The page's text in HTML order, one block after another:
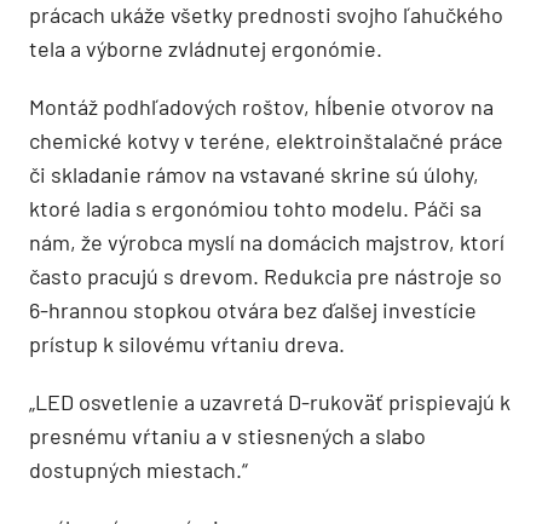
prácach ukáže všetky prednosti svojho ľahučkého
tela a výborne zvládnutej ergonómie.
Montáž podhľadových roštov, hĺbenie otvorov na
chemické kotvy v teréne, elektroinštalačné práce
či skladanie rámov na vstavané skrine sú úlohy,
ktoré ladia s ergonómiou tohto modelu. Páči sa
nám, že výrobca myslí na domácich majstrov, ktorí
často pracujú s drevom. Redukcia pre nástroje so
6-hrannou stopkou otvára bez ďalšej investície
prístup k silovému vŕtaniu dreva.
„LED osvetlenie a uzavretá D-rukoväť prispievajú k
presnému vŕtaniu a v stiesnených a slabo
dostupných miestach.“